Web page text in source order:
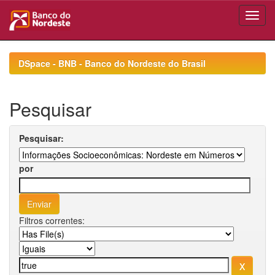
navigationDSpace - BNB - Banco do Nordeste do Brasil
Pesquisar
Pesquisar:
por
Filtros correntes: